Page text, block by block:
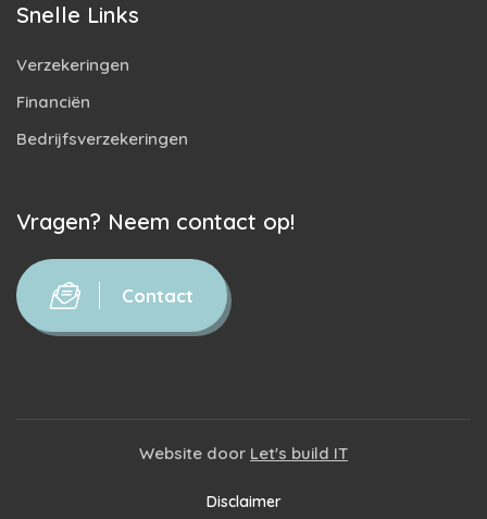
Snelle Links
Verzekeringen
Financiën
Bedrijfsverzekeringen
Vragen? Neem contact op!
Contact
Website door Let's build IT
Disclaimer